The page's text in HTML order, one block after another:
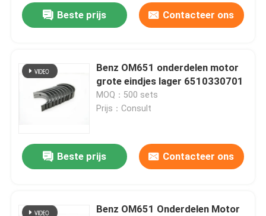
Beste prijs Contacteer ons
Benz OM651 onderdelen motor
grote eindjes lager 6510330701
MOQ：500 sets
Prijs：Consult
Beste prijs Contacteer ons
Benz OM651 Onderdelen Motor